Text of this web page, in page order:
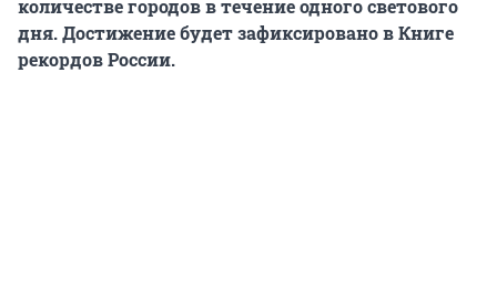
количестве городов в течение одного светового
дня. Достижение будет зафиксировано в Книге
рекордов России.